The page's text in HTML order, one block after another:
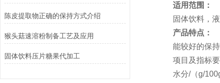
陈皮提取物正确的保持方式介绍
猴头菇速溶粉制备工艺及应用
固体饮料压片糖果代加工
适用范围：
固体饮料，液
产品特点：
能较好的保持
项目及指标要
水分/（g/100g